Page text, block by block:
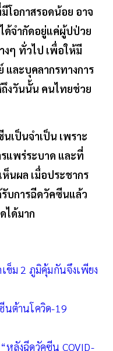
โอกาสรอดน้อย อาจ
ด้จำกัดอยู่แค่ผู้ปป่วย
งๆ ทั่วไป เพื่อให้มี
ละบุคลากรทางการ
งวันนั้น คนไทยช่วย
เป็นจำเป็น เพราะ
รแพร่ระบาด และที่
นผล เมื่อประชากร
บการฉีดวัคซีนแล้ว
ได้มาก
ข็ม 2 ภูมิคุ้มกันจึงเพียง
นต้านโควิด-19
หลังฉีดวัคซีน COVID-